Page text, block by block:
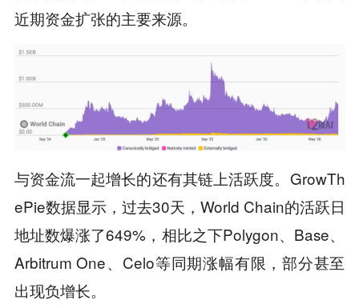
近期资金扩张的主要来源。
与资金流一起增长的还有其链上活跃度。GrowTh
ePie数据显示，过去30天，World Chain的活跃日
地址数爆涨了649%，相比之下Polygon、Base、
Arbitrum One、Celo等同期涨幅有限，部分甚至
出现负增长。